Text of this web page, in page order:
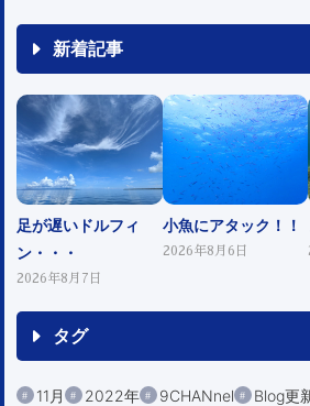
新着記事
足が遅いドルフィ
ン・・・
2026年8月7日
小魚にアタック！！
2026年8月6日
タグ
11月 2022年 9CHANnel Blog更